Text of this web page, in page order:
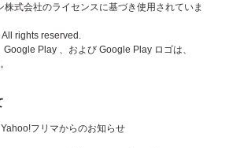
株式会社のライセンスに基づき使用されていま
All rights reserved.
Play 、および Google Play ロゴは、
Yahoo!フリマからのお知らせ